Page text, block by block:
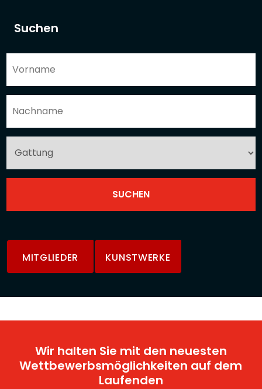
Suchen
MITGLIEDER KUNSTWERKE
Wir halten Sie mit den neuesten
Wettbewerbsmöglichkeiten auf dem
Laufenden